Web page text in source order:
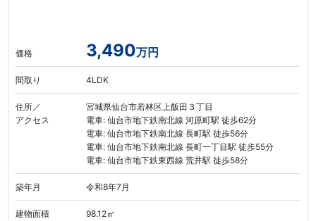
価格 3,490万円
間取り 4LDK
住所／
アクセス
宮城県仙台市若林区上飯田３丁目
電車: 仙台市地下鉄南北線 河原町駅 徒歩62分
電車: 仙台市地下鉄南北線 長町駅 徒歩56分
電車: 仙台市地下鉄南北線 長町一丁目駅 徒歩55分
電車: 仙台市地下鉄東西線 荒井駅 徒歩58分
築年月 令和8年7月
建物面積 98.12㎡